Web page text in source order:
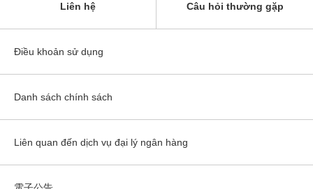
Liên hệ Câu hỏi thường gặp
Điều khoản sử dụng
Danh sách chính sách
Liên quan đến dịch vụ đại lý ngân hàng